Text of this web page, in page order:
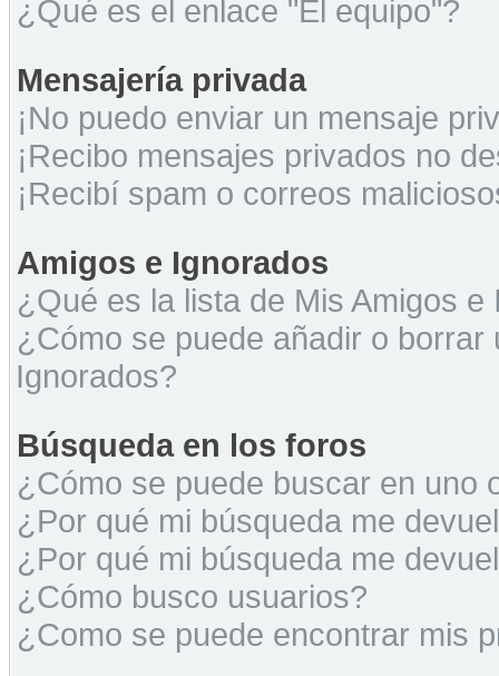
¿Qué es el enlace "El equipo"?
Mensajería privada
¡No puedo enviar un mensaje
¡Recibo mensajes privados no
¡Recibí spam o correos
Amigos e Ignorados
¿Qué es la lista de Mis Amigos e
¿Cómo se puede añadir o
Ignorados?
Búsqueda en los foros
¿Cómo se puede buscar en uno
¿Por qué mi búsqueda me
¿Por qué mi búsqueda me
¿Cómo busco usuarios?
¿Como se puede encontrar mis